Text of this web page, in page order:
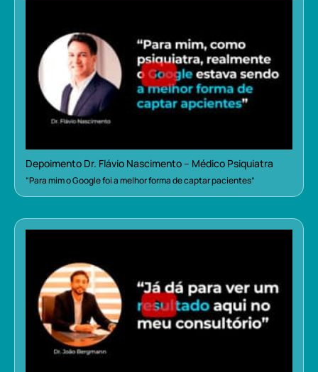
Depoimento Dr. Flávio Nascimento – Médico Psiquiatra
“Para mim o Google foi a melhor forma de captar pacientes”